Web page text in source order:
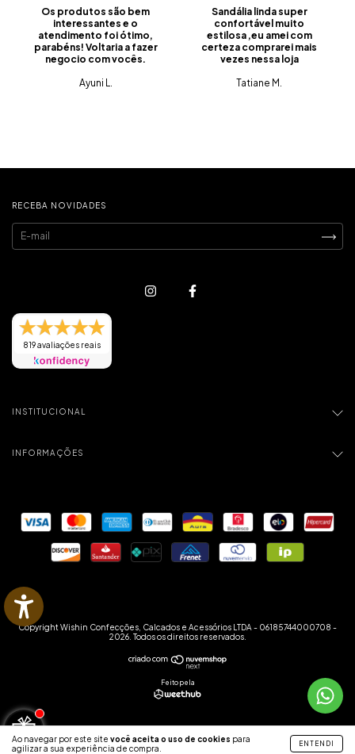
Ao navegar por este site você aceita o uso de cookies para
agilizar a sua experiência de compra.
ENTENDI
Os produtos são bem
interessantes e o
atendimento foi ótimo,
parabéns! Voltaria a fazer
negocio com vocês.
Ayuni L.
Sandália linda super
confortável muito
estilosa ,eu amei com
certeza comprarei mais
vezes nessa loja
Tatiane M.
RECEBA NOVIDADES
819 avaliações reais
INSTITUCIONAL
INFORMAÇÕES
Copyright Wishin Confecções, Calcados e Acessórios LTDA - 06185744000708 -
2026. Todos os direitos reservados.
Feito pela